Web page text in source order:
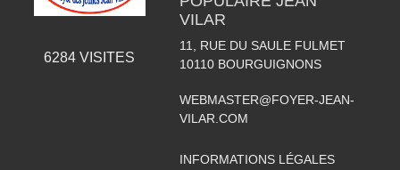
6284 VISITES
VILAR
11, RUE DU SAULE FULMET
10110 BOURGUIGNONS
WEBMASTER@FOYER-JEAN-
VILAR.COM
INFORMATIONS LÉGALES